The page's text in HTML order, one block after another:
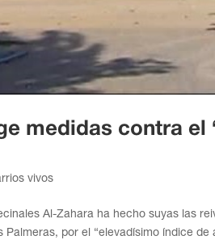
medidas contra el
vivos
Al-Zahara ha hecho suyas las
Palmeras, por el “elevadísimo índice